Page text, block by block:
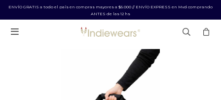
ENVÍO GRATIS a todo el país en compras mayores a $5.000 // ENVÍO EXPRESS en Mvd comprando
ANTES de las 12 hs
